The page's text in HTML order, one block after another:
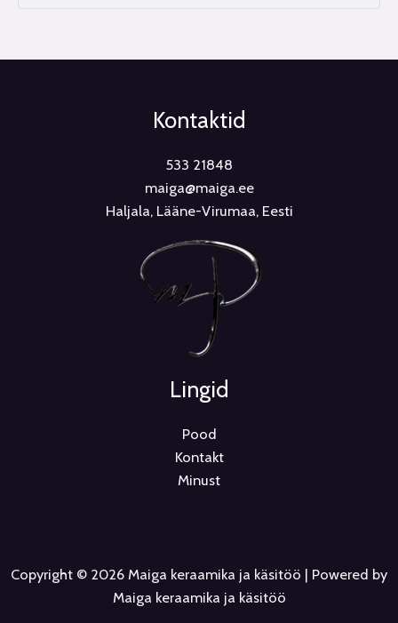
Kontaktid
533 21848
maiga@maiga.ee
Haljala, Lääne-Virumaa, Eesti
Lingid
Pood
Kontakt
Minust
Copyright © 2026 Maiga keraamika ja käsitöö | Powered by
Maiga keraamika ja käsitöö